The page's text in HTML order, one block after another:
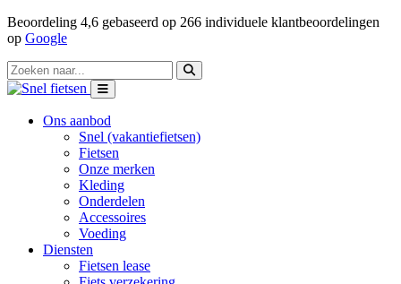
Beoordeling 4,6 gebaseerd op 266 individuele klantbeoordelingen
op Google
Ons aanbod
Snel (vakantiefietsen)
Fietsen
Onze merken
Kleding
Onderdelen
Accessoires
Voeding
Diensten
Fietsen lease